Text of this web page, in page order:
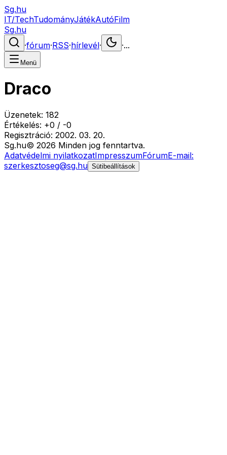
Sg.hu
IT/TechTudományJátékAutóFilm
Sg.hu
·fórum·RSS·hírlevél· ·...
Menü
Draco
Üzenetek: 182
Értékelés: +0 / -0
Regisztráció: 2002. 03. 20.
Sg.hu© 2026 Minden jog fenntartva.
Adatvédelmi nyilatkozatImpresszumFórumE-mail:
szerkesztoseg@sg.hu Sütibeállítások